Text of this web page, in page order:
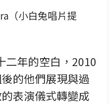
（小白兔唱片提
年的空白， 2010
的他們展現與過
表演儀式轉變成